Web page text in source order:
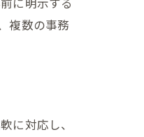
複数の事務
に対応し、